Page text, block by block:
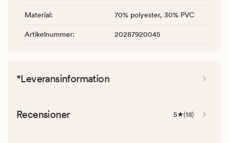
Material: 70% polyester, 30% PVC
Artikelnummer: 20287920045
*Leveransinformation
Recensioner 5 (18)